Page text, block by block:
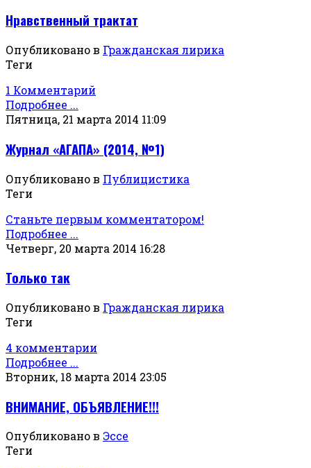
Нравственный трактат
Опубликовано в Гражданская лирика
Теги
1 Комментарий
Подробнее ...
Пятница, 21 марта 2014 11:09
Журнал «АГАПА» (2014, №1)
Опубликовано в Публицистика
Теги
Станьте первым комментатором!
Подробнее ...
Четверг, 20 марта 2014 16:28
Только так
Опубликовано в Гражданская лирика
Теги
4 комментарии
Подробнее ...
Вторник, 18 марта 2014 23:05
ВНИМАНИЕ, ОБЪЯВЛЕНИЕ!!!
Опубликовано в Эссе
Теги